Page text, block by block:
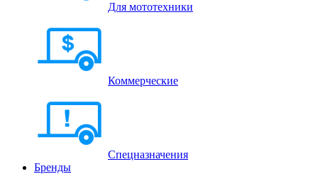
Для мототехники
Коммерческие
Спецназначения
Бренды